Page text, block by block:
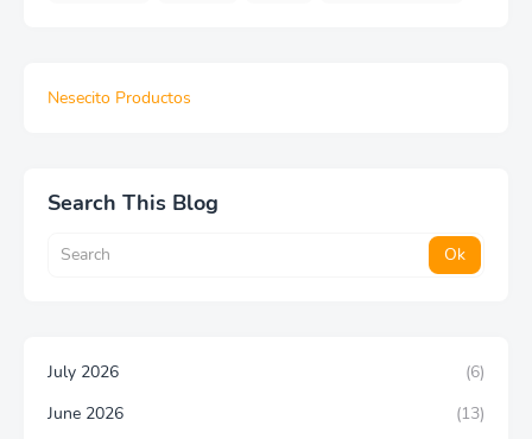
Nesecito Productos
Search This Blog
July 2026
(6)
June 2026
(13)